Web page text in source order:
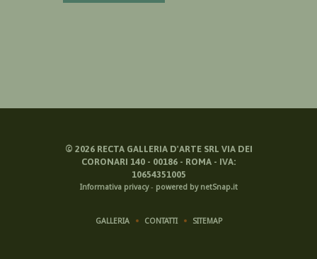
© 2026RECTA GALLERIA D'ARTE SRL VIA DEI
CORONARI 140 - 00186 - ROMA - IVA:
10654351005
Informativa privacy- powered by netSnap.it
GALLERIA CONTATTI SITEMAP